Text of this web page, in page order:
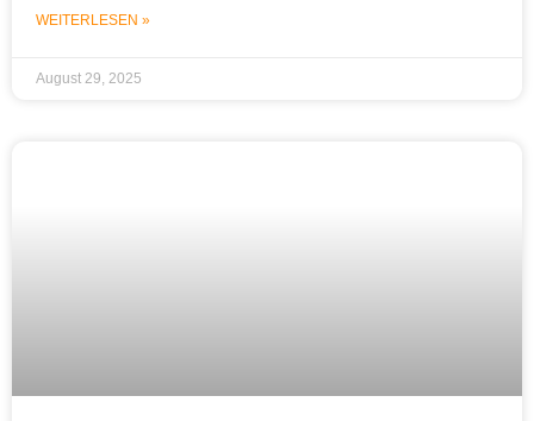
WEITERLESEN »
August 29, 2025